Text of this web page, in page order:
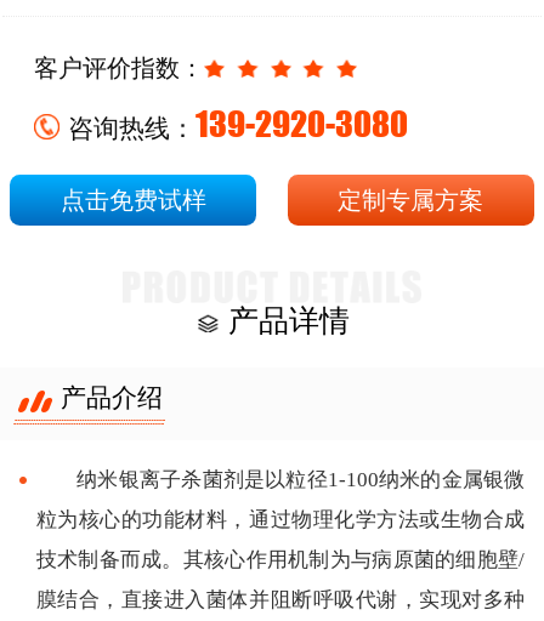
客户评价指数：
咨询热线： 139-2920-3080
点击免费试样 定制专属方案
产品详情
产品介绍
纳米银离子杀菌剂是以粒径1-100纳米的金属银微
粒为核心的功能材料，通过物理化学方法或生物合成
技术制备而成。其核心作用机制为与病原菌的细胞壁/
膜结合，直接进入菌体并阻断呼吸代谢，实现对多种